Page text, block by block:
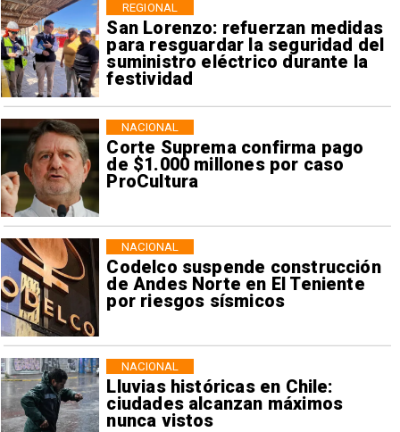
San Lorenzo: refuerzan medidas
para resguardar la seguridad del
suministro eléctrico durante la
festividad
REGIONAL
Corte Suprema confirma pago
de $1.000 millones por caso
ProCultura
NACIONAL
Codelco suspende construcción
de Andes Norte en El Teniente
por riesgos sísmicos
NACIONAL
Lluvias históricas en Chile:
ciudades alcanzan máximos
nunca vistos
NACIONAL